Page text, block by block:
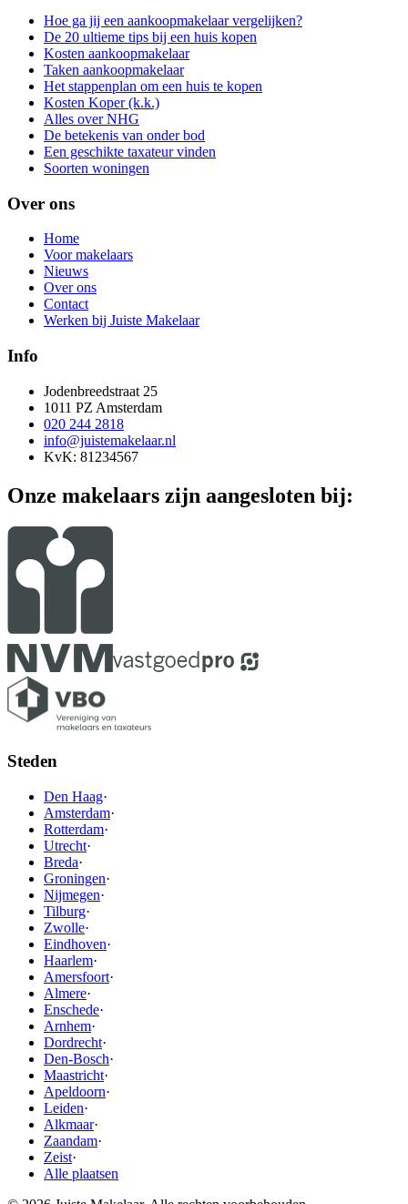
Hoe ga jij een aankoopmakelaar vergelijken?
De 20 ultieme tips bij een huis kopen
Kosten aankoopmakelaar
Taken aankoopmakelaar
Het stappenplan om een huis te kopen
Kosten Koper (k.k.)
Alles over NHG
De betekenis van onder bod
Een geschikte taxateur vinden
Soorten woningen
Over ons
Home
Voor makelaars
Nieuws
Over ons
Contact
Werken bij Juiste Makelaar
Info
Jodenbreedstraat 25
1011 PZ Amsterdam
020 244 2818
info@juistemakelaar.nl
KvK: 81234567
Onze makelaars zijn aangesloten bij:
Steden
Den Haag·
Amsterdam·
Rotterdam·
Utrecht·
Breda·
Groningen·
Nijmegen·
Tilburg·
Zwolle·
Eindhoven·
Haarlem·
Amersfoort·
Almere·
Enschede·
Arnhem·
Dordrecht·
Den-Bosch·
Maastricht·
Apeldoorn·
Leiden·
Alkmaar·
Zaandam·
Zeist·
Alle plaatsen